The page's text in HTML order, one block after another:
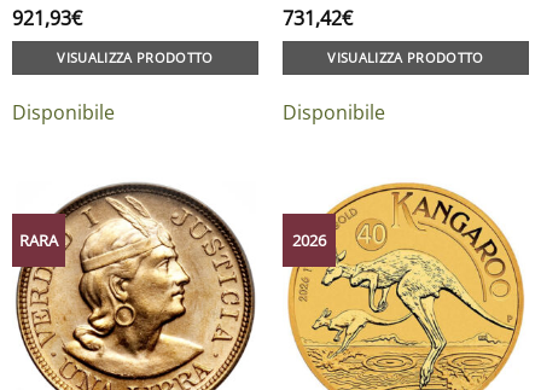
921,93€
VISUALIZZA PRODOTTO
Disponibile
731,42€
VISUALIZZA PRODOTTO
Disponibile
RARA 2026